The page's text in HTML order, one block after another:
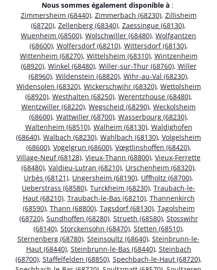
Nous sommes également disponible à :
Zimmersheim (68440), Zimmerbach (68230), Zillisheim
(68720), Zellenberg (68340), Zaessingue (68130),
Wuenheim (68500), Wolschwiller (68480), Wolfgantzen
(68600), Wolfersdorf (68210), Wittersdorf (68130),
Wittenheim (68270), Wittelsheim (68310), Wintzenheim
(68920), Winkel (68480), Willer-sur-Thur (68760), Willer
(68960), Wildenstein (68820), Wihr-au-Val (68230),
Widensolen (68320), Wickerschwihr (68320), Wettolsheim
(68920), Westhalten (68250), Werentzhouse (68480),
Wentzwiller (68220), Wegscheid (68290), Weckolsheim
(68600), Wattwiller (68700), Wasserbourg (68230),
Waltenheim (68510), Walheim (68130), Waldighofen
(68640), Walbach (68230), Wahlbach (68130), Volgelsheim
(68600), Vogelgrun (68600), Vœgtlinshoffen (68420),
Village-Neuf (68128), Vieux-Thann (68800), Vieux-Ferrette
(68480), Valdieu-Lutran (68210), Urschenheim (68320),
Urbès (68121), Ungersheim (68190), Uffholtz (68700),
Ueberstrass (68580), Turckheim (68230), Traubach-le-
Haut (68210), Traubach-le-Bas (68210), Thannenkirch
(68590), Thann (68800), Tagsdorf (68130), Tagolsheim
(68720), Sundhoffen (68280), Strueth (68580), Stosswihr
(68140), Storckensohn (68470), Stetten (68510),
Sternenberg (68780), Steinsoultz (68640), Steinbrunn-le-
Haut (68440), Steinbrunn-le-Bas (68440), Steinbach
(68700), Staffelfelden (68850), Spechbach-le-Haut (68720),